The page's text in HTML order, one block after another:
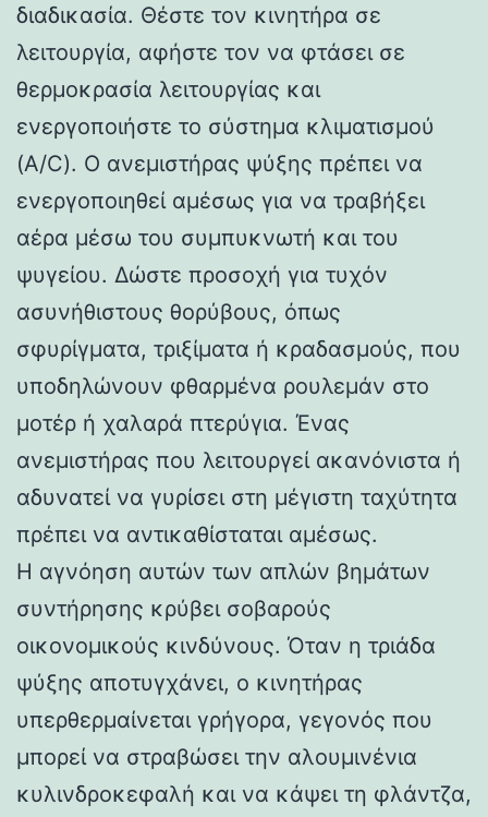
διαδικασία. Θέστε τον κινητήρα σε
λειτουργία, αφήστε τον να φτάσει σε
θερμοκρασία λειτουργίας και
ενεργοποιήστε το σύστημα κλιματισμού
(A/C). Ο ανεμιστήρας ψύξης πρέπει να
ενεργοποιηθεί αμέσως για να τραβήξει
αέρα μέσω του συμπυκνωτή και του
ψυγείου. Δώστε προσοχή για τυχόν
ασυνήθιστους θορύβους, όπως
σφυρίγματα, τριξίματα ή κραδασμούς, που
υποδηλώνουν φθαρμένα ρουλεμάν στο
μοτέρ ή χαλαρά πτερύγια. Ένας
ανεμιστήρας που λειτουργεί ακανόνιστα ή
αδυνατεί να γυρίσει στη μέγιστη ταχύτητα
πρέπει να αντικαθίσταται αμέσως.
Η αγνόηση αυτών των απλών βημάτων
συντήρησης κρύβει σοβαρούς
οικονομικούς κινδύνους. Όταν η τριάδα
ψύξης αποτυγχάνει, ο κινητήρας
υπερθερμαίνεται γρήγορα, γεγονός που
μπορεί να στραβώσει την αλουμινένια
κυλινδροκεφαλή και να κάψει τη φλάντζα,